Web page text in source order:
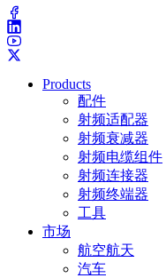
Products
配件
射频适配器
射频衰减器
射频电缆组件
射频连接器
射频终端器
工具
市场
航空航天
汽车